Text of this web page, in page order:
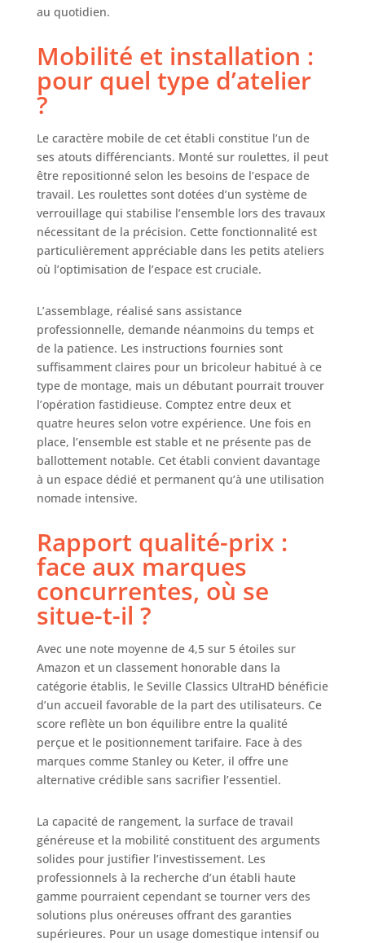
au quotidien.
Mobilité et installation :
pour quel type d’atelier
?
Le caractère mobile de cet établi constitue l’un de
ses atouts différenciants. Monté sur roulettes, il peut
être repositionné selon les besoins de l’espace de
travail. Les roulettes sont dotées d’un système de
verrouillage qui stabilise l’ensemble lors des travaux
nécessitant de la précision. Cette fonctionnalité est
particulièrement appréciable dans les petits ateliers
où l’optimisation de l’espace est cruciale.
L’assemblage, réalisé sans assistance
professionnelle, demande néanmoins du temps et
de la patience. Les instructions fournies sont
suffisamment claires pour un bricoleur habitué à ce
type de montage, mais un débutant pourrait trouver
l’opération fastidieuse. Comptez entre deux et
quatre heures selon votre expérience. Une fois en
place, l’ensemble est stable et ne présente pas de
ballottement notable. Cet établi convient davantage
à un espace dédié et permanent qu’à une utilisation
nomade intensive.
Rapport qualité-prix :
face aux marques
concurrentes, où se
situe-t-il ?
Avec une note moyenne de 4,5 sur 5 étoiles sur
Amazon et un classement honorable dans la
catégorie établis, le Seville Classics UltraHD bénéficie
d’un accueil favorable de la part des utilisateurs. Ce
score reflète un bon équilibre entre la qualité
perçue et le positionnement tarifaire. Face à des
marques comme Stanley ou Keter, il offre une
alternative crédible sans sacrifier l’essentiel.
La capacité de rangement, la surface de travail
généreuse et la mobilité constituent des arguments
solides pour justifier l’investissement. Les
professionnels à la recherche d’un établi haute
gamme pourraient cependant se tourner vers des
solutions plus onéreuses offrant des garanties
supérieures. Pour un usage domestique intensif ou